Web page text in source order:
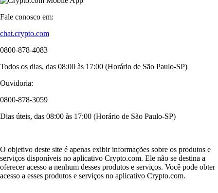
Fale conosco em:
chat.crypto.com
0800-878-4083
Todos os dias, das 08:00 às 17:00 (Horário de São Paulo-SP)
Ouvidoria:
0800-878-3059
Dias úteis, das 08:00 às 17:00 (Horário de São Paulo-SP)
O objetivo deste site é apenas exibir informações sobre os produtos e
serviços disponíveis no aplicativo Crypto.com. Ele não se destina a
oferecer acesso a nenhum desses produtos e serviços. Você pode obter
acesso a esses produtos e serviços no aplicativo Crypto.com.